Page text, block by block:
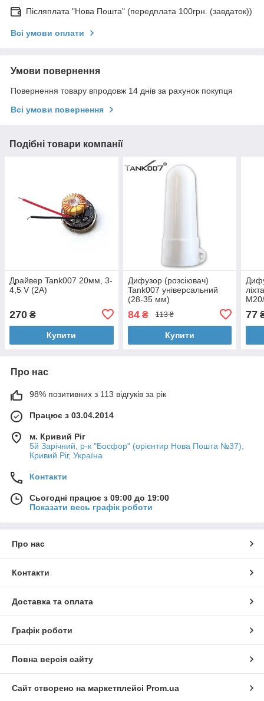
Післяплата "Нова Пошта" (передплата 100грн. (завдаток))
Всі умови оплати
Умови повернення
Повернення товару впродовж 14 днів за рахунок покупця
Всі умови повернення
Подібні товари компанії
Драйвер Tank007 20мм, 3-
4,5 V (2A)
270 ₴
Купити
Дифузор (розсіювач)
Tank007 універсальний
(28-35 мм)
84₴ 113 ₴
Купити
77
Про нас
98% позитивних з 113 відгуків за рік
Працює з 03.04.2014
м. Кривий Ріг
5й Зарічний, р-к "Босфор" (орієнтир Нова Пошта №37),
Кривий Ріг, Україна
Контакти
Сьогодні працює з 09:00 до 19:00
Показати весь графік роботи
Про нас
Контакти
Доставка та оплата
Графік роботи
Повна версія сайту
Сайт створено на маркетплейсі Prom.ua